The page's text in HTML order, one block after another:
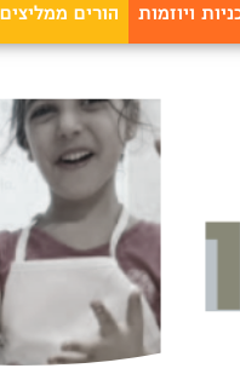
ויוזמות הורים ממליצים